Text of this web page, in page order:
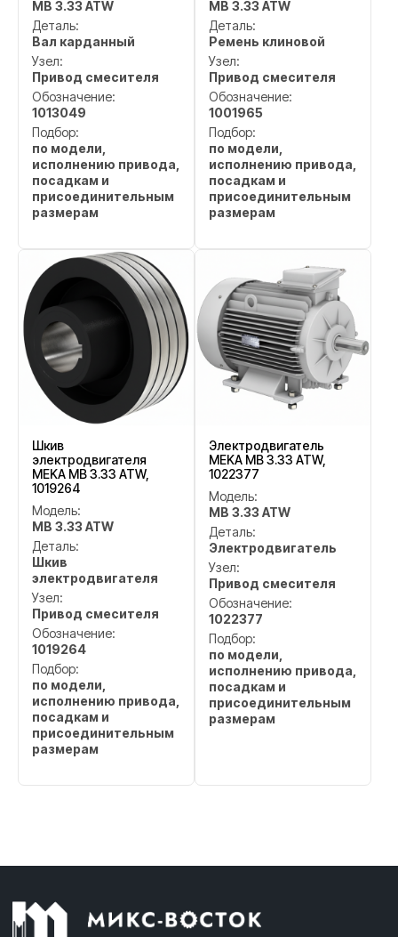
MB 3.33 ATW
Деталь:
Вал карданный
Узел:
Привод смесителя
Обозначение:
1013049
Подбор:
по модели,
исполнению привода,
посадкам и
присоединительным
размерам
MB 3.33 ATW
Деталь:
Ремень клиновой
Узел:
Привод смесителя
Обозначение:
1001965
Подбор:
по модели,
исполнению привода,
посадкам и
присоединительным
размерам
Шкив
электродвигателя
MEKA MB 3.33 ATW,
1019264
Модель:
MB 3.33 ATW
Деталь:
Шкив
электродвигателя
Узел:
Привод смесителя
Обозначение:
1019264
Подбор:
по модели,
исполнению привода,
посадкам и
присоединительным
размерам
Электродвигатель
MEKA MB 3.33 ATW,
1022377
Модель:
MB 3.33 ATW
Деталь:
Электродвигатель
Узел:
Привод смесителя
Обозначение:
1022377
Подбор:
по модели,
исполнению привода,
посадкам и
присоединительным
размерам